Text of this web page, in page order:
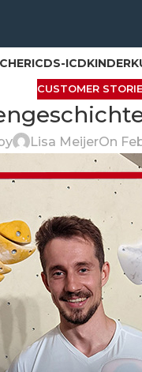
ICDS-ICDKINDER
CUSTOMER
Lisa MeijerOn